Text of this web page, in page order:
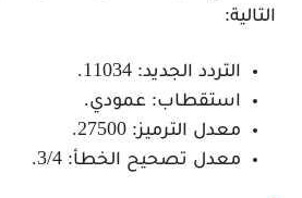
التالية:
التردد الجديد: 11034.
استقطاب: عمودي.
معدل الترميز: 27500.
معدل تصحيح الخطأ: 3/4.